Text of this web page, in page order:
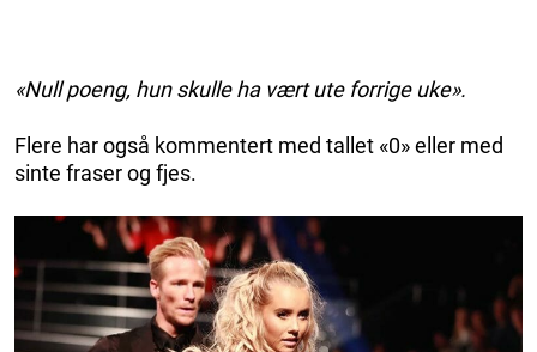
«Null poeng, hun skulle ha vært ute forrige uke».
Flere har også kommentert med tallet «0» eller med
sinte fraser og fjes.